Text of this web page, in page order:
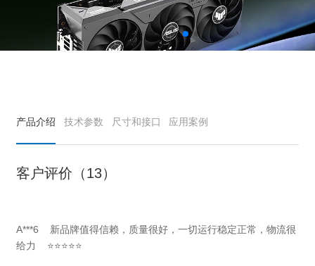
产品介绍 技术参数 尺寸和接口 应用案例
客户评价（13）
A***6 新品牌值得信赖，质量很好，一切运行稳定正常，物流很
给力 ⭐⭐⭐⭐⭐